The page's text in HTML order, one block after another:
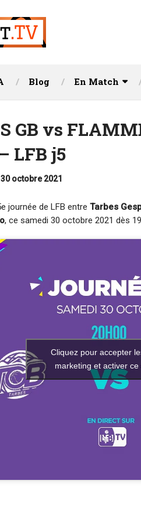
Blog En Match
GB vs
LFB j5
30 octobre 2021
journée de LFB entre Tarbes
, ce samedi 30 octobre 2021 dès
Cliquez pour accepter
marketing et activer